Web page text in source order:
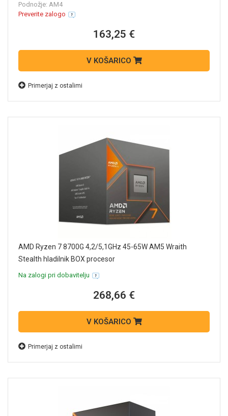
Podnožje: AM4
Preverite zalogo
163,25 €
V KOŠARICO
Primerjaj z ostalimi
AMD Ryzen 7 8700G 4,2/5,1GHz 45-65W AM5 Wraith
Stealth hladilnik BOX procesor
Na zalogi pri dobavitelju
268,66 €
V KOŠARICO
Primerjaj z ostalimi